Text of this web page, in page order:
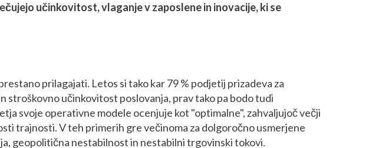
učinkovitost, vlaganje v zaposlene in inovacije, ki se
prilagajati. Letos si tako kar 79 % podjetij prizadeva za
stroškovno učinkovitost poslovanja, prav tako pa bodo tudi
svoje operativne modele ocenjuje kot "optimalne", zahvaljujoč večji
trajnosti. V teh primerih gre večinoma za dolgoročno usmerjene
geopolitična nestabilnost in nestabilni trgovinski tokovi.